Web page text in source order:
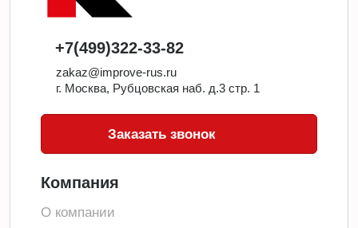
+7(499)322-33-82
zakaz@improve-rus.ru
г. Москва, Рубцовская наб. д.3 стр. 1
Заказать звонок
Компания
О компании